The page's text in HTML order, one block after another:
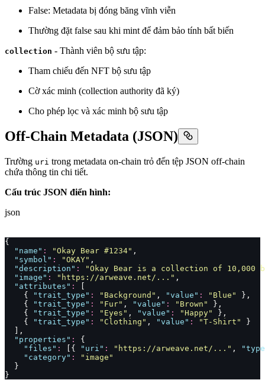
False: Metadata bị đóng băng vĩnh viễn
Thường đặt false sau khi mint để đảm bảo tính bất biến
collection - Thành viên bộ sưu tập:
Tham chiếu đến NFT bộ sưu tập
Cờ xác minh (collection authority đã ký)
Cho phép lọc và xác minh bộ sưu tập
Off-Chain Metadata (JSON)
Trường uri trong metadata on-chain trỏ đến tệp JSON off-chain
chứa thông tin chi tiết.
Cấu trúc JSON điển hình:
json
{
  "
name " : "Okay Bear #1234" ,
  "
symbol " : "OKAY" ,
  "
description " : "Okay Bear is a collection of 10,000
  "
image " : " https://arweave.net/... " ,
  "
attributes " :
    {
"trait_type " : " Background " , "value " : " Blue "
},
    {
"trait_type " : " Fur" , "value " : " Brown "
},
    {
"trait_type " : " Eyes " , "value " : "Happy"
},
    {
"trait_type " : " Clothing " , "value " : "T-Shirt "
}
  ],
  "
properties " :
{
    "
files " : [{ " uri " : " https://arweave.net/... " , "type
    "
category" : " image "
  }
}